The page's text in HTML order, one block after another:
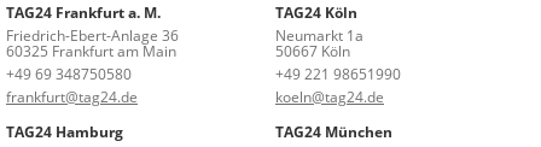
TAG24 Frankfurt a. M.
Friedrich-Ebert-Anlage 36
60325 Frankfurt am Main
+49 69 348750580
frankfurt@tag24.de
TAG24 Köln
Neumarkt 1a
50667 Köln
+49 221 98651990
koeln@tag24.de
TAG24 Hamburg
TAG24 München